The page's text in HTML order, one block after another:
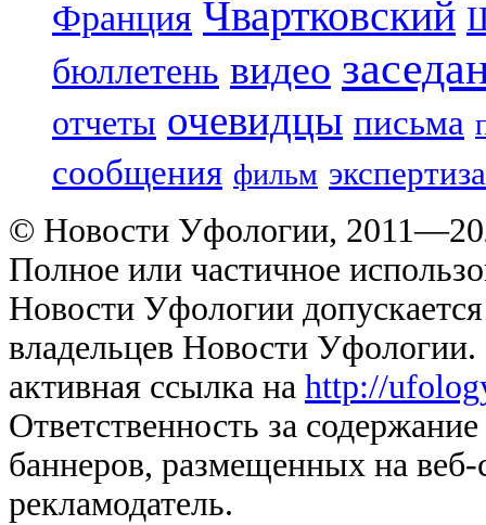
Франция Чвартковский
бюллетень видео
отчеты очевидцы письма
сообщения фильм экспертиза
© Новости Уфологии,
Полное или частичное
Новости Уфологии
владельцев Новости
активная ссылка на http://
Ответственность за
баннеров, размещенных на
рекламодатель.